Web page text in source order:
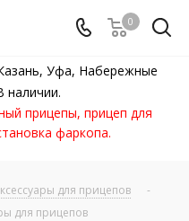
0
Уфа, Набережные
наличии.
прицепы, прицеп для
фаркопа.
для прицепов
-
для прицепов